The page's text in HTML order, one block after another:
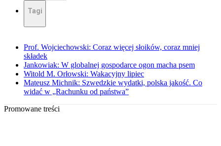
Tagi
Prof. Wojciechowski: Coraz więcej słoików, coraz mniej
składek
Jankowiak: W globalnej gospodarce ogon macha psem
Witold M. Orłowski: Wakacyjny lipiec
Mateusz Michnik: Szwedzkie wydatki, polska jakość. Co
widać w „Rachunku od państwa”
Promowane treści